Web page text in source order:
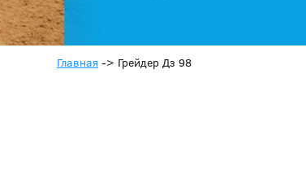
Главная -> Грейдер Дз 98